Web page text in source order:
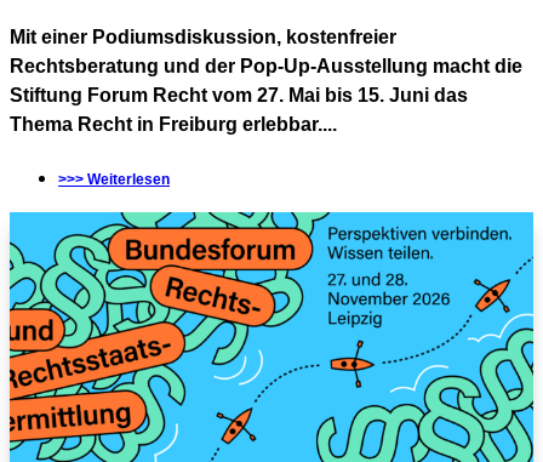
Mit einer Podiumsdiskussion, kostenfreier
Rechtsberatung und der Pop-Up-Ausstellung macht die
Stiftung Forum Recht vom 27. Mai bis 15. Juni das
Thema Recht in Freiburg erlebbar....
>>> Weiterlesen